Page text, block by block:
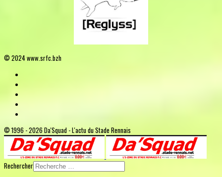
© 2024 www.srfc.bzh
© 1996 - 2026 Da'Squad - L'actu du Stade Rennais
Rechercher